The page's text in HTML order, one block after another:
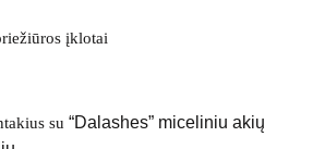
įklotai
su “Dalashes” miceliniu akių